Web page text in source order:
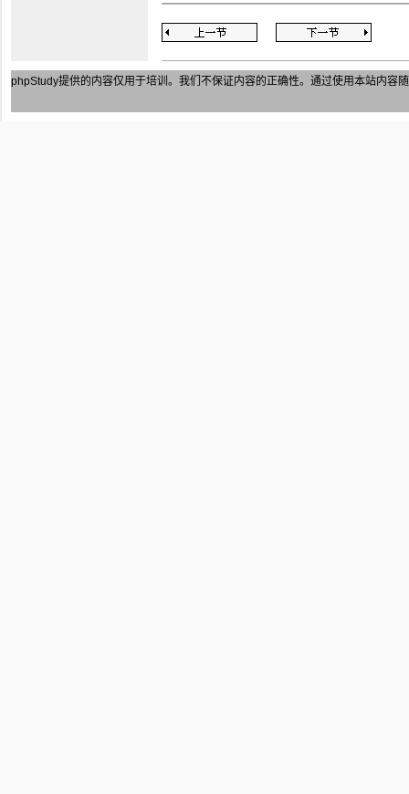
phpStudy提供的内容仅用于培训。我们不保证内容的正确性。通过使用本站内容